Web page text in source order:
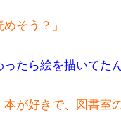
そう？」
ったら絵を描いてた
本が好きで、図書